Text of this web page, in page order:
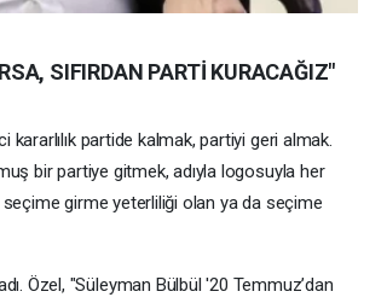
SIFIRDAN PARTİ KURACAĞIZ"
kararlılık partide kalmak, partiyi geri almak.
bir partiye gitmek, adıyla logosuyla her
girme yeterliliği olan ya da seçime
Özel, "Süleyman Bülbül '20 Temmuz’dan